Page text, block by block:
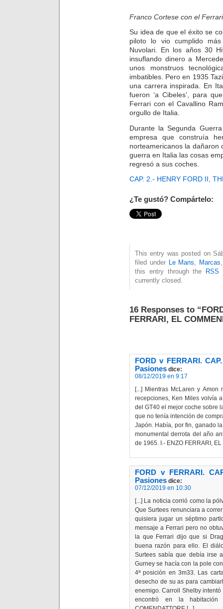
Franco Cortese con el
Su idea de que el éxito se
piloto lo vio cumplido
Nuvolari. En los años 30
insuflando dinero a
unos monstruos
imbatibles. Pero en 1935
una carrera inspirada. En
fueron ‘a Cibeles’, para
Ferrari con el Cavallino
orgullo de Italia.
Durante la Segunda
empresa que construía
norteamericanos la dañaron
guerra en Italia las cosas
regresó a sus coches.
CAP. 2.- HENRY FORD II,
¿Te gustó? Compártelo:
This entry was posted on
filed under
Le Mans Marcas
this entry through the
RSS
currently closed.
16 Responses to
FERRARI, EL
FORD v FERRARI.
Pasiones dice:
08/12/2019 en 9:17
[...] Mientras McLaren y
recepciones, Ken Miles volvía
del GT40 el mejor coche sobre
que no tenía intención de
Japón. Había, por fin, ganado
monumental derrota del año
de 1965. I.- ENZO FERRARI,
FORD v FERRARI.
Pasiones dice:
07/12/2019 en 10:30
[...] La noticia corrió como la
Que Surtees renunciara a
quisiera jugar un séptimo
mensaje a Ferrari pero no
la que Ferrari dijo que si
buena razón para ello. El
Surtees sabía que debía irse
Gurney se hacía con la pole
4ª posición en 3m33. Las
desecho de su as para
enemigo. Carroll Shelby
encontró en la